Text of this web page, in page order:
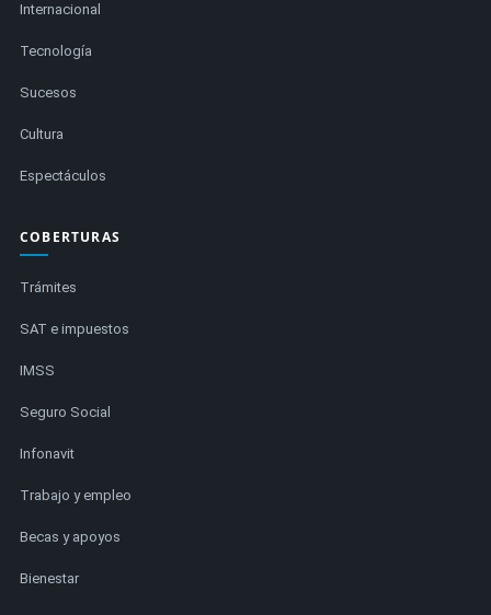
Internacional
Tecnología
Sucesos
Cultura
Espectáculos
COBERTURAS
Trámites
SAT e impuestos
IMSS
Seguro Social
Infonavit
Trabajo y empleo
Becas y apoyos
Bienestar